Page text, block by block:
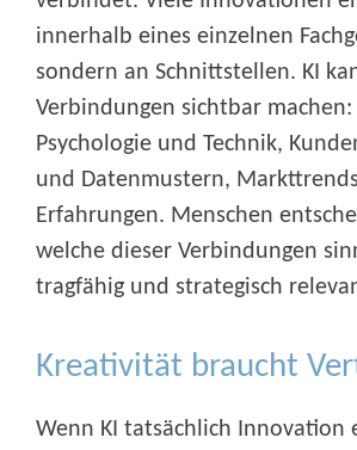
innerhalb eines einzelnen
sondern an Schnittstellen. KI
Verbindungen sichtbar machen:
Psychologie und Technik,
und Datenmustern,
Erfahrungen. Menschen
welche dieser Verbindungen
tragfähig und strategisch
Kreativität braucht
Wenn KI tatsächlich Innovation